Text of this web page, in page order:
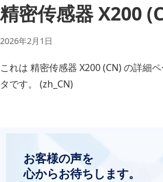
精密传感器 X200
2026年2月1日
これは 精密传感器 X200 (CN) の詳細
タです。 (zh_CN)
お客様の声を
心からお待ちします。